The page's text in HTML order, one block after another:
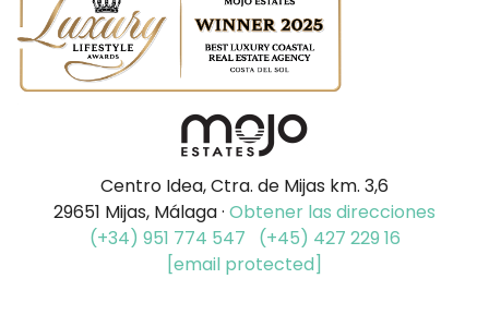
Centro Idea, Ctra. de Mijas km. 3,6
29651 Mijas, Málaga · Obtener las direcciones
(+34) 951 774 547
(+45) 427 229 16
[email protected]